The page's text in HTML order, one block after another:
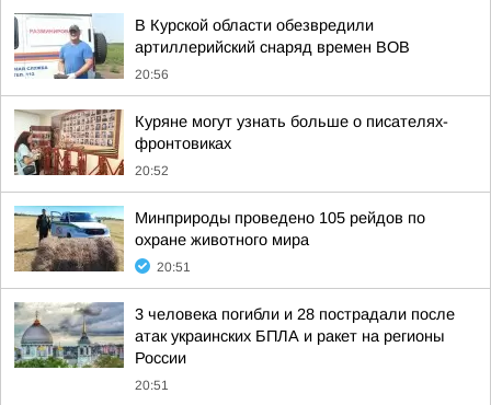
В Курской области обезвредили
артиллерийский снаряд времен ВОВ
20:56
Куряне могут узнать больше о писателях-
фронтовиках
20:52
Минприроды проведено 105 рейдов по
охране животного мира
20:51
3 человека погибли и 28 пострадали после
атак украинских БПЛА и ракет на регионы
России
20:51